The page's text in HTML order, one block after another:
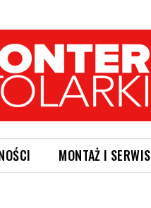
MONTAŻ I SERWIS